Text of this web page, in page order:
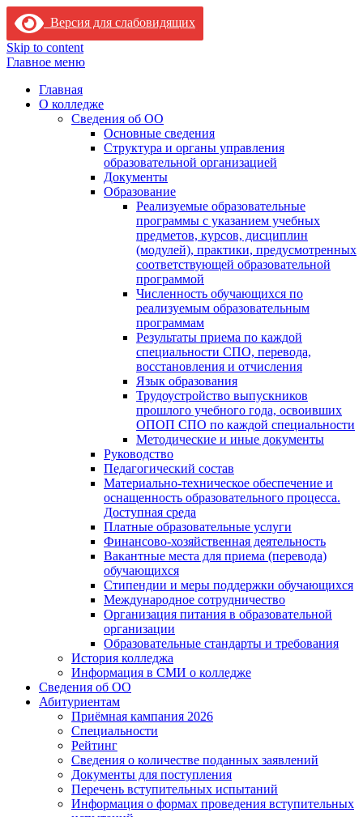
Версия для слабовидящих
Skip to content
Главное меню
Главная
О колледже
Сведения об ОО
Основные сведения
Структура и органы управления
образовательной организацией
Документы
Образование
Реализуемые образовательные
программы с указанием учебных
предметов, курсов, дисциплин
(модулей), практики, предусмотренных
соответствующей образовательной
программой
Численность обучающихся по
реализуемым образовательным
программам
Результаты приема по каждой
специальности СПО, перевода,
восстановления и отчисления
Язык образования
Трудоустройство выпускников
прошлого учебного года, освоивших
ОПОП СПО по каждой специальности
Методические и иные документы
Руководство
Педагогический состав
Материально-техническое обеспечение и
оснащенность образовательного процесса.
Доступная среда
Платные образовательные услуги
Финансово-хозяйственная деятельность
Вакантные места для приема (перевода)
обучающихся
Стипендии и меры поддержки обучающихся
Международное сотрудничество
Организация питания в образовательной
организации
Образовательные стандарты и требования
История колледжа
Информация в СМИ о колледже
Сведения об ОО
Абитуриентам
Приёмная кампания 2026
Специальности
Рейтинг
Сведения о количестве поданных заявлений
Документы для поступления
Перечень вступительных испытаний
Информация о формах проведения вступительных